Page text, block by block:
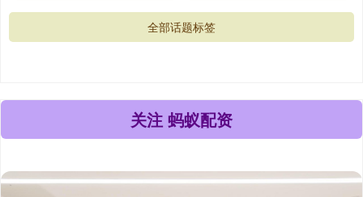
全部话题标签
关注 蚂蚁配资